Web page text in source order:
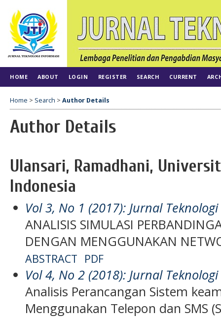
HOME ABOUT LOGIN REGISTER SEARCH CURRENT
Home > Search > Author Details
Author Details
Ulansari, Ramadhani,
Indonesia
Vol 3, No 1 (2017): Jurnal
ANALISIS SIMULASI
DENGAN MENGGUNAKAN
ABSTRACT PDF
Vol 4, No 2 (2018): Jurnal
Analisis Perancangan Sistem
Menggunakan Telepon dan SMS